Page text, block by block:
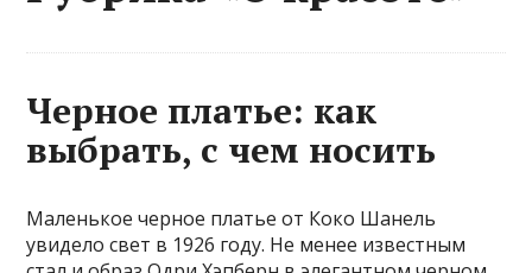
Черное платье: как
выбрать, с чем носить
Маленькое черное платье от Коко Шанель
увидело свет в 1926 году. Не менее известным